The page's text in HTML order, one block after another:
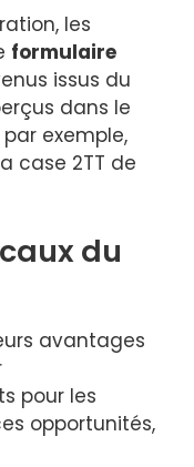
les
formulaire
issus du
dans le
exemple,
case 2TT de
du
avantages
pour les
opportunités,